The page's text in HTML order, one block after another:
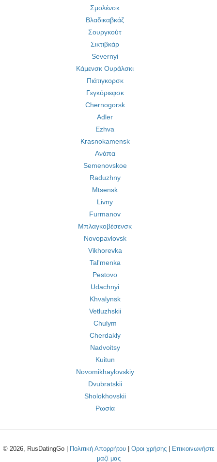
Σμολένσκ
Βλαδικαβκάζ
Σουργκούτ
Σικτιβκάρ
Severnyi
Κάμενσκ Ουράλσκι
Πιάτιγκορσκ
Γεγκόριεφσκ
Chernogorsk
Adler
Ezhva
Krasnokamensk
Ανάπα
Semenovskoe
Raduzhny
Mtsensk
Livny
Furmanov
Μπλαγκοβέσενσκ
Novopavlovsk
Vikhorevka
Tal'menka
Pestovo
Udachnyi
Khvalynsk
Vetluzhskii
Chulym
Cherdakly
Nadvoitsy
Kuitun
Novomikhaylovskiy
Dvubratskii
Sholokhovskii
Ρωσία
© 2026, RusDatingGo | Πολιτική Απορρήτου| Οροι χρήσης|
Επικοινωνήστε
μαζί μας